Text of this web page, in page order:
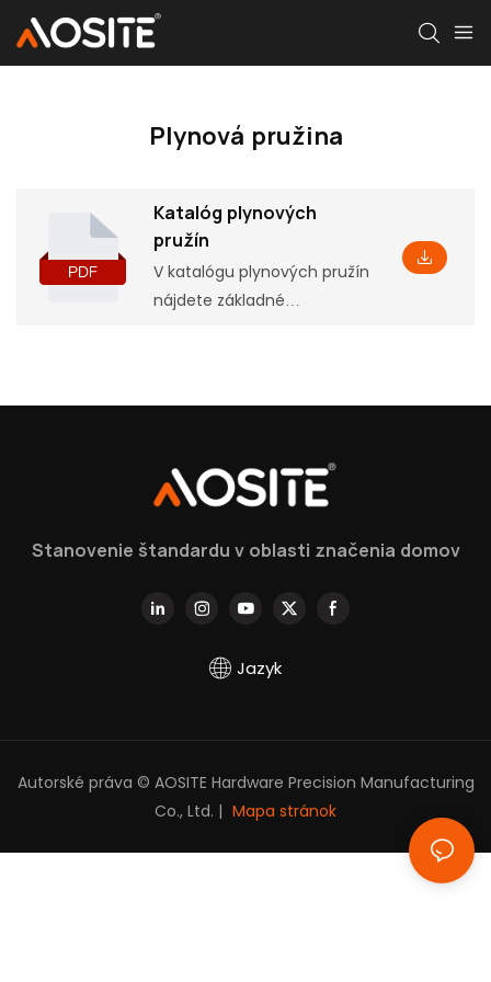
Plynová pružina
Katalóg plynových
pružín
V katalógu plynových pružín
nájdete základné
vám pomôžu pochopiť ho
do hĺbky
Stanovenie štandardu v oblasti značenia domov
Jazyk
Autorské práva © AOSITE Hardware Precision Manufacturing
Co., Ltd. | Mapa stránok